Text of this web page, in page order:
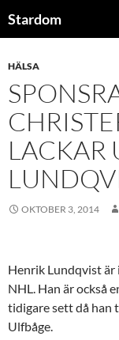
tillStardom
HÄLSA
LACKAR
OKTOBER 3, 2014
Henrik Lundqvist är
NHL. Han är också
tidigare sett då
Ulfbåge.